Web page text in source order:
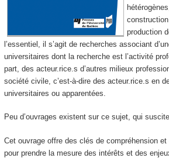
production
l’essentiel, il s’agit de recherches associant
universitaires dont la recherche est l’activité
part, des acteur.rice.s d’autres milieux
société civile, c’est-à-dire des acteur.rice.s en
universitaires ou apparentées.
Peu d’ouvrages existent sur ce sujet, qui
Cet ouvrage offre des clés de compréhension et
pour prendre la mesure des intérêts et des